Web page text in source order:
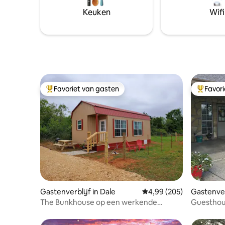
(appartementstijlen en privékamers)
beschikbaar om aan de verschillende
Bekijk mijn andere advertenties in het
Circuit
Keuken Wifi
Topfavoriet van gasten
Favoriet van gasten
Gastenverblijf in Dale Gemiddelde
4,99 (205)
The Bunkhouse op een werkende
rd